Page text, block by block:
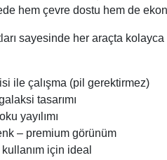
hem çevre dostu hem de
sayesinde her araçta
ile çalışma (pil gerektirmez)
tasarımı
yayılımı
– premium görünüm
için ideal